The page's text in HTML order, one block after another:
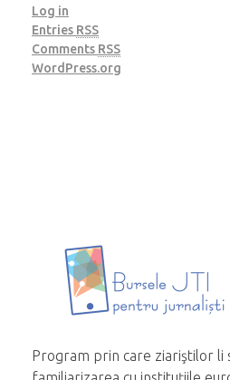
Log in
Entries RSS
Comments RSS
WordPress.org
Program prin care ziariştilor li